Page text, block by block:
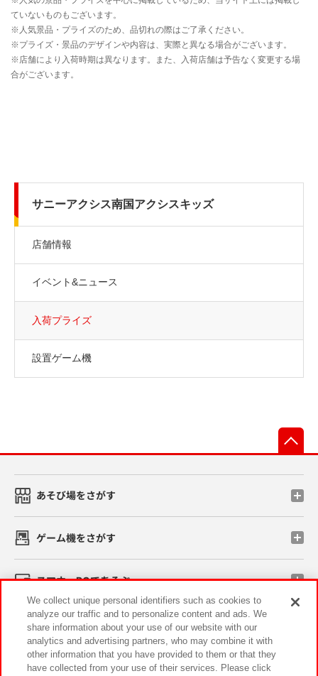
サニーアクシス南国アクシスキッズ
店舗情報
イベント&ニュース
入荷プライズ
設置ゲーム機
あそび場をさがす
ゲーム機をさがす
スマホ・PCであそぶ
イベント・キャンペーン
We collect unique personal identifiers such as cookies to
analyze our traffic and to personalize content and ads. We
share information about your use of our website with our
analytics and advertising partners, who may combine it with
other information that you have provided to them or that they
have collected from your use of their services. Please click